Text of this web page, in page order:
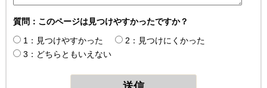
質問：このページは見つけやすかったですか？
1：見つけやすかった
2：見つけにくかった
3：どちらともいえない